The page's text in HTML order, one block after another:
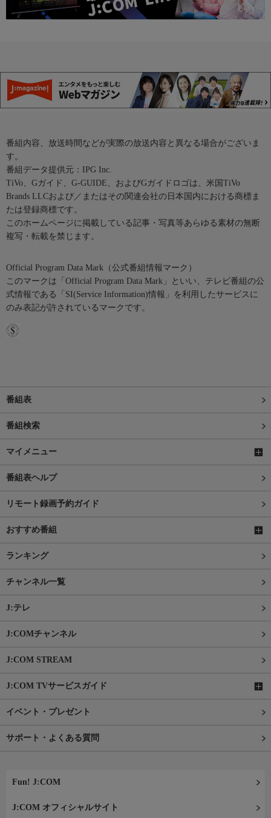
番組内容、放送時間などが実際の放送内容と異なる場合がございま
す。
番組データ提供元：IPG Inc.
TiVo、Gガイド、G-GUIDE、およびGガイドロゴは、米国TiVo
Brands LLCおよび／またはその関連会社の日本国内における商標ま
たは登録商標です。
このホームページに掲載している記事・写真等あらゆる素材の無断
複写・転載を禁じます。
Official Program Data Mark（公式番組情報マーク）
このマークは「Official Program Data Mark」といい、テレビ番組の公
式情報である「SI(Service Information)情報」を利用したサービスに
のみ表記が許されているマークです。
番組表
番組検索
マイメニュー
番組表ヘルプ
リモート録画予約ガイド
おすすめ番組
ランキング
チャンネル一覧
J:テレ
J:COMチャンネル
J:COM STREAM
J:COM TVサービスガイド
イベント・プレゼント
サポート・よくある質問
Fun! J:COM
J:COM オフィシャルサイト